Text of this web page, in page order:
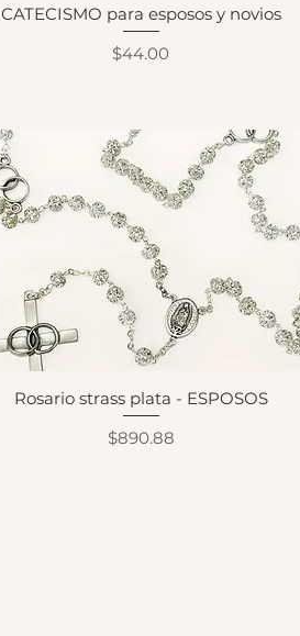
CATECISMO para esposos y novios
Precio
$44.00
Rosario strass plata - ESPOSOS
Precio
$890.88